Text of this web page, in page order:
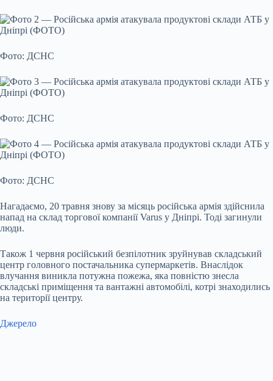
Фото: ДСНС
Фото: ДСНС
Фото: ДСНС
Нагадаємо, 20 травня знову за місяць російська армія здійснила
напад на склад торгової компанії Varus у Дніпрі. Тоді загинули
люди.
Також 1 червня російський безпілотник зруйнував складський
центр головного постачальника супермаркетів. Внаслідок
влучання виникла потужна пожежа, яка повністю знесла
складські приміщення та вантажні автомобілі, котрі знаходились
на території центру.
Джерело